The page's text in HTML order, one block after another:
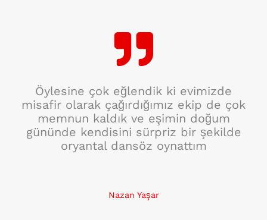
Öylesine çok eğlendik ki evimizde
misafir olarak çağırdığımız ekip de çok
memnun kaldık ve eşimin doğum
gününde kendisini sürpriz bir şekilde
oryantal dansöz oynattım
Nazan Yaşar